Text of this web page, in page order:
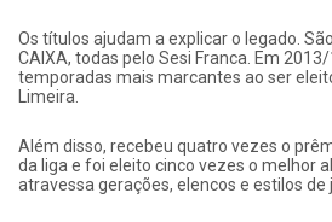
Os títulos ajudam a explicar o legado.
CAIXA, todas pelo Sesi Franca. Em
temporadas mais marcantes ao ser
Limeira.
Além disso, recebeu quatro vezes o
da liga e foi eleito cinco vezes o melhor
atravessa gerações, elencos e estilos de